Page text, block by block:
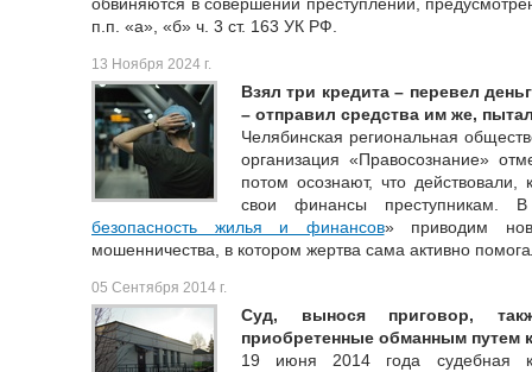
п.п. «а», «б» ч. 3 ст. 163 УК РФ.
13 Ноября 2024 г.
Взял три кредита – перевел
– отправил средства им же,
Челябинская региональная
организация «Правосознание»
потом осознают, что действовали,
свои финансы преступникам.
безопасность жилья и финансов» приводим
мошенничества, в котором жертва сама активно
05 Сентября 2014 г.
Суд, вынося приговор,
приобретенные обманным путем
19 июня 2014 года судебная